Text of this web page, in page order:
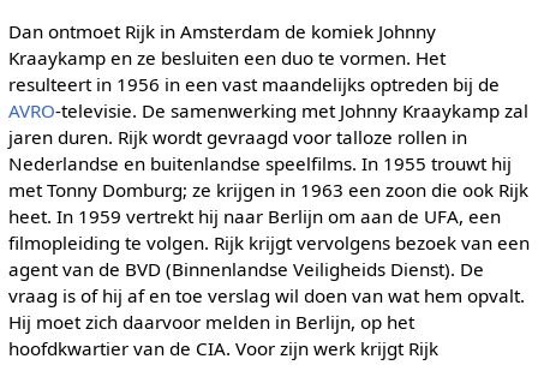
Dan ontmoet Rijk in Amsterdam de komiek Johnny
Kraaykamp en ze besluiten een duo te vormen. Het
resulteert in 1956 in een vast maandelijks optreden bij de
AVRO-televisie. De samenwerking met Johnny Kraaykamp zal
jaren duren. Rijk wordt gevraagd voor talloze rollen in
Nederlandse en buitenlandse speelfilms. In 1955 trouwt hij
met Tonny Domburg; ze krijgen in 1963 een zoon die ook Rijk
heet. In 1959 vertrekt hij naar Berlijn om aan de UFA, een
filmopleiding te volgen. Rijk krijgt vervolgens bezoek van een
agent van de BVD (Binnenlandse Veiligheids Dienst). De
vraag is of hij af en toe verslag wil doen van wat hem opvalt.
Hij moet zich daarvoor melden in Berlijn, op het
hoofdkwartier van de CIA. Voor zijn werk krijgt Rijk